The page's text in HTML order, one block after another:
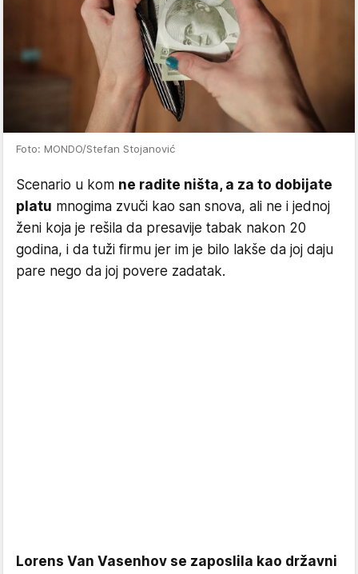
Foto: MONDO/Stefan Stojanović
Scenario u kom ne radite ništa, a za to dobijate
platu mnogima zvuči kao san snova, ali ne i jednoj
ženi koja je rešila da presavije tabak nakon 20
godina, i da tuži firmu jer im je bilo lakše da joj daju
pare nego da joj povere zadatak.
Lorens Van Vasenhov se zaposlila kao državni